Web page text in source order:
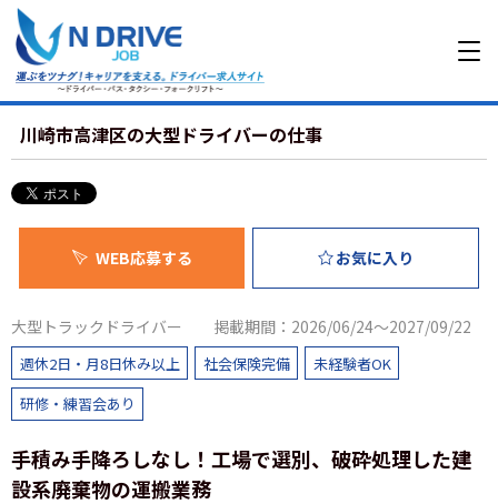
川崎市高津区の大型ドライバーの仕事
WEB応募する お気に入り
大型トラックドライバー 掲載期間：2026/06/24～2027/09/22
週休2日・月8日休み以上 社会保険完備
未経験者OK
研修・練習会あり
手積み手降ろしなし！工場で選別、破砕処理した建
設系廃棄物の運搬業務